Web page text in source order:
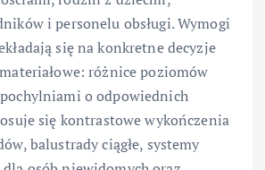
i personelu obsługi. Wymogi
się na konkretne decyzje
różnice poziomów
o odpowiednich
się kontrastowe wykończenia
balustrady ciągłe, systemy